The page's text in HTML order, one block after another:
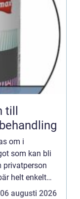
om i
som kan bli
privatperson
helt enkelt
06 augusti 2026